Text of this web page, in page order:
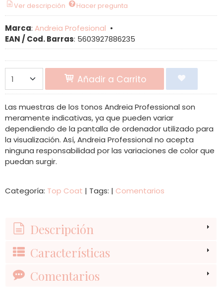
Ver descripción Hacer pregunta
Marca: Andreia Profesional •
EAN / Cod. Barras: 5603927886235
Añadir a Carrito
Las muestras de los tonos Andreia Professional son
meramente indicativas, ya que pueden variar
dependiendo de la pantalla de ordenador utilizado para
la visualización. Así, Andreia Professional no acepta
ninguna responsabilidad por las variaciones de color que
puedan surgir.
Categoría: Top Coat | Tags: | Comentarios
Descripción
Características
Comentarios